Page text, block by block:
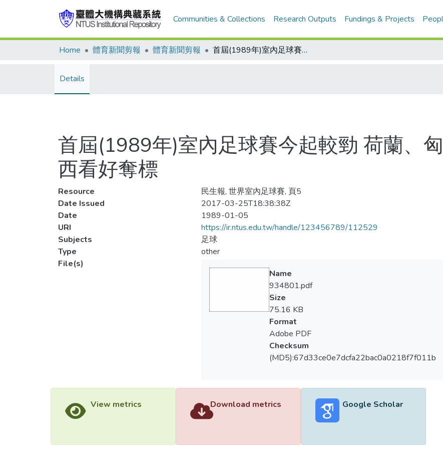
Communities & Collections Research Outputs Fundings & Projects
Home 體育新聞剪報 體育新聞剪報 首屆(1989年)室內足球賽今起較勁 荷蘭、匈牙利、巴拉圭、巴西看好奪標
Details
首屆(1989年)室內足球賽今起較勁 荷蘭、
西看好奪標
Resource
民生報, 世界室內足球賽, 頁5
Date Issued
2017-03-25T18:38:38Z
Date
1989-01-05
URI
https://ir.ntus.edu.tw/handle/123456789/112529
Subjects
足球
Type
other
File(s)
Name
934801.pdf
Size
75.16 KB
Format
Adobe PDF
Checksum
(MD5):67d33ce0e7dcfa22bac0a0218f7f011b
View metrics Download metrics Google Scholar